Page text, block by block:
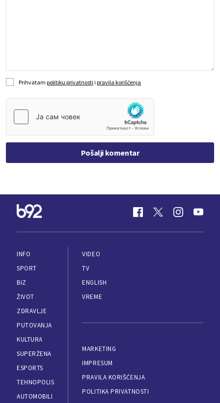
Prihvatam politiku privatnosti i pravila korišćenja
Pošalji komentar
INFO
SPORT
BIZ
ŽIVOT
ZDRAVLJE
PUTOVANJA
KULTURA
SUPERŽENA
ESPORTS
TEHNOPOLIS
AUTOMOBILI
VIDEO
TV
ENGLISH
VREME
MARKETING
IMPRESUM
PRAVILA KORIŠĆENJA
POLITIKA PRIVATNOSTI